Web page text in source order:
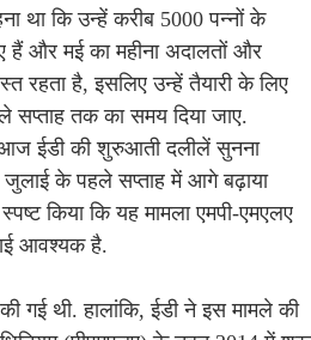
था कि उन्हें करीब 5000 पन्नों के
हैं और मई का महीना अदालतों और
रहता है, इसलिए उन्हें तैयारी के लिए
तक का समय दिया जाए.
आज ईडी की शुरुआती दलीलें सुनना
के पहले सप्ताह में आगे बढ़ाया
किया कि यह मामला एमपी-एमएलए
आवश्यक है.
गई थी. हालांकि, ईडी ने इस मामले की